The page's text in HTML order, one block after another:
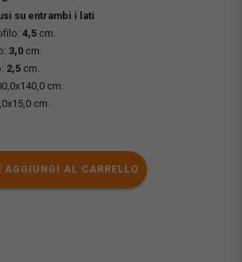
su entrambi i lati
4,5 cm.
3,0 cm.
2,5 cm.
cm.
cm.
AGGIUNGI AL CARRELLO